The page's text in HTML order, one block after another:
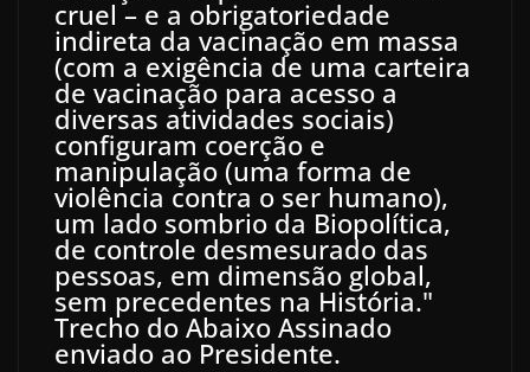
cruel – e a obrigatoriedade
indireta da vacinação em massa
(com a exigência de uma carteira
de vacinação para acesso a
diversas atividades sociais)
configuram coerção e
manipulação (uma forma de
violência contra o ser humano),
um lado sombrio da Biopolítica,
de controle desmesurado das
pessoas, em dimensão global,
sem precedentes na História."
Trecho do Abaixo Assinado
enviado ao Presidente.